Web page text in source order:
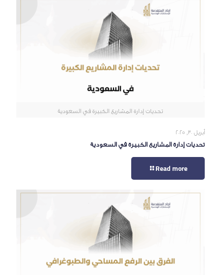
تحديات إدارة المشاريع الكبيرة في السعودية
أبريل 30, 2025
تحديات إدارة المشاريع الكبيرة في السعودية
Read more